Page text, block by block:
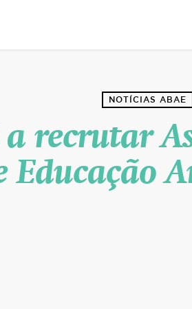
NOTÍCIAS ABAE
a recrutar
Educação